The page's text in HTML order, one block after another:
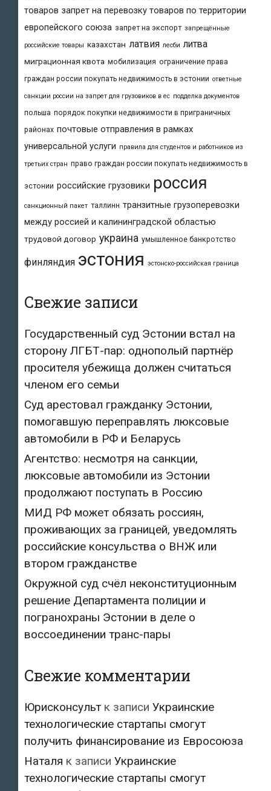
товаров запрет на перевозку товаров по территории
европейского союза запрет на экспорт запрещённые
российские товары казахстан латвия лесби литва
миграционная квота мобилизация ограничение права
граждан россии покупать недвижимость в эстонии ответные
санкции россии на запрет для грузовиков в ес подделка документов
польша порядок покупки недвижимости в приграничных
районах почтовые отправления в рамках
универсальной услуги правила для студентов и работников из
третьих стран право граждан россии покупать недвижимость в
эстонии российские грузовики россия
санкционный пакет таллинн транзитные грузоперевозки
между россией и калининградской областью
трудовой договор украина умышленное банкротство
финляндия эстония эстонско-российская граница
Свежие записи
Государственный суд Эстонии встал на
сторону ЛГБТ-пар: однополый партнёр
просителя убежища должен считаться
членом его семьи
Суд арестовал гражданку Эстонии,
помогавшую переправлять люксовые
автомобили в РФ и Беларусь
Агентство: несмотря на санкции,
люксовые автомобили из Эстонии
продолжают поступать в Россию
МИД РФ может обязать россиян,
проживающих за границей, уведомлять
российские консульства о ВНЖ или
втором гражданстве
Окружной суд счёл неконституционным
решение Департамента полиции и
погранохраны Эстонии в деле о
воссоединении транс-пары
Свежие комментарии
Юрисконсульт к записи Украинские
технологические стартапы смогут
получить финансирование из Евросоюза
Наталя к записи Украинские
технологические стартапы смогут